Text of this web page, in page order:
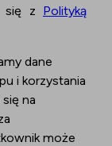
się z Polityką
dane
i korzystania
na
może